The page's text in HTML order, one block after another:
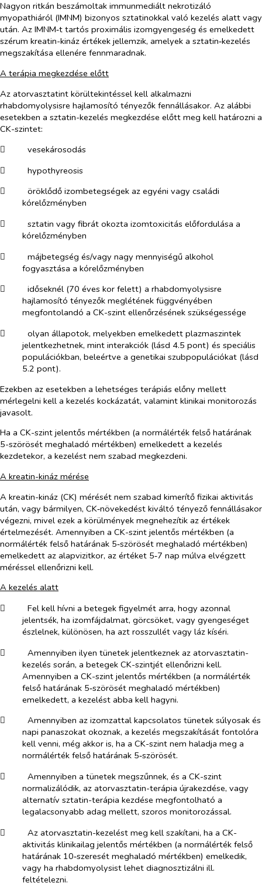
Nagyon ritkán beszámoltak immunmediált nekrotizáló
myopathiáról (IMNM) bizonyos sztatinokkal való kezelés alatt vagy
után. Az IMNM‑t tartós proximális izomgyengeség és emelkedett
szérum kreatin-kináz értékek jellemzik, amelyek a sztatin‑kezelés
megszakítása ellenére fennmaradnak.
A terápia megkezdése előtt
Az atorvasztatint körültekintéssel kell alkalmazni
rhabdomyolysisre hajlamosító tényezők fennállásakor. Az alábbi
esetekben a sztatin-kezelés megkezdése előtt meg kell határozni a
CK-szintet:
​
vesekárosodás
​
hypothyreosis
​
öröklődő izombetegségek az egyéni vagy családi
kórelőzményben
​
sztatin vagy fibrát okozta izomtoxicitás előfordulása a
kórelőzményben
​
májbetegség és/vagy nagy mennyiségű alkohol
fogyasztása a kórelőzményben
​
időseknél (70 éves kor felett) a rhabdomyolysisre
hajlamosító tényezők meglétének függvényében
megfontolandó a CK-szint ellenőrzésének szükségessége
​
olyan állapotok, melyekben emelkedett plazmaszintek
jelentkezhetnek, mint interakciók (lásd 4.5 pont) és speciális
populációkban, beleértve a genetikai szubpopulációkat (lásd
5.2 pont).
Ezekben az esetekben a lehetséges terápiás előny mellett
mérlegelni kell a kezelés kockázatát, valamint klinikai monitorozás
javasolt.
Ha a CK-szint jelentős mértékben (a normálérték felső határának
5-szörösét meghaladó mértékben) emelkedett a kezelés
kezdetekor, a kezelést nem szabad megkezdeni.
A kreatin-kináz mérése
A kreatin-kináz (CK) mérését nem szabad kimerítő fizikai aktivitás
után, vagy bármilyen, CK‑növekedést kiváltó tényező fennállásakor
végezni, mivel ezek a körülmények megnehezítik az értékek
értelmezését. Amennyiben a CK-szint jelentős mértékben (a
normálérték felső határának 5‑szörösét meghaladó mértékben)
emelkedett az alapvizitkor, az értéket 5‑7 nap múlva elvégzett
méréssel ellenőrizni kell.
A kezelés alatt
​
Fel kell hívni a betegek figyelmét arra, hogy azonnal
jelentsék, ha izomfájdalmat, görcsöket, vagy gyengeséget
észlelnek, különösen, ha azt rosszullét vagy láz kíséri.
​
Amennyiben ilyen tünetek jelentkeznek az atorvasztatin-
kezelés során, a betegek CK-szintjét ellenőrizni kell.
Amennyiben a CK-szint jelentős mértékben (a normálérték
felső határának 5‑szörösét meghaladó mértékben)
emelkedett, a kezelést abba kell hagyni.
​
Amennyiben az izomzattal kapcsolatos tünetek súlyosak és
napi panaszokat okoznak, a kezelés megszakítását fontolóra
kell venni, még akkor is, ha a CK-szint nem haladja meg a
normálérték felső határának 5‑szörösét.
​
Amennyiben a tünetek megszűnnek, és a CK-szint
normalizálódik, az atorvasztatin-terápia újrakezdése, vagy
alternatív sztatin-terápia kezdése megfontolható a
legalacsonyabb adag mellett, szoros monitorozással.
​
Az atorvasztatin-kezelést meg kell szakítani, ha a CK-
aktivitás klinikailag jelentős mértékben (a normálérték felső
határának 10‑szeresét meghaladó mértékben) emelkedik,
vagy ha rhabdomyolysist lehet diagnosztizálni ill.
feltételezni.